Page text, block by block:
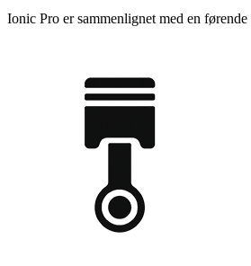
Ionic Pro er sammenlignet med en